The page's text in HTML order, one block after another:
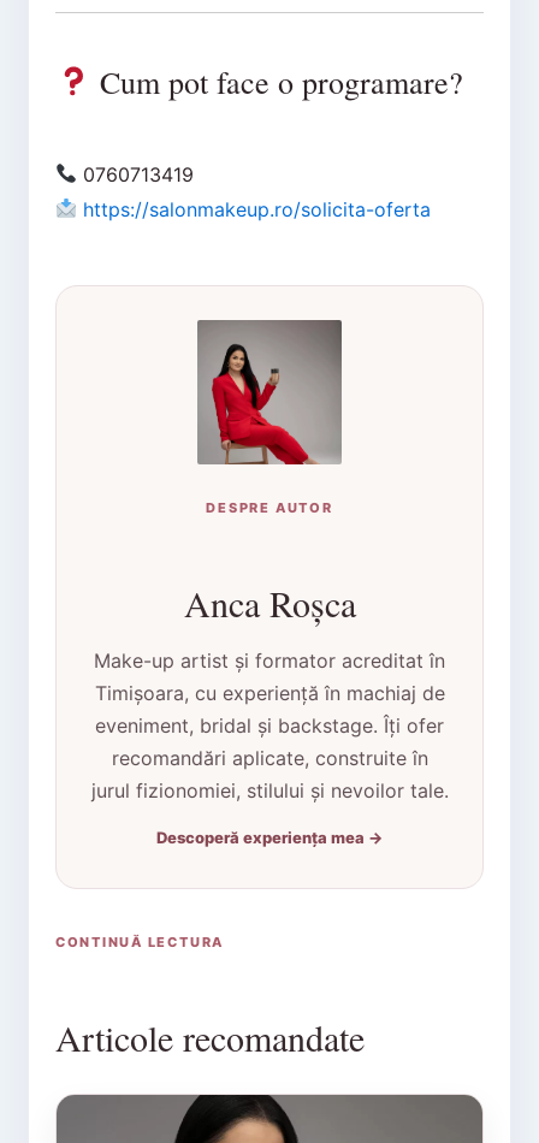
Cum pot face o programare?
0760713419
https://salonmakeup.ro/solicita-oferta
DESPRE AUTOR
Anca Roșca
Make-up artist și formator acreditat în
Timișoara, cu experiență în machiaj de
eveniment, bridal și backstage. Îți ofer
recomandări aplicate, construite în
jurul fizionomiei, stilului și nevoilor tale.
Descoperă experiența mea →
CONTINUĂ LECTURA
Articole recomandate